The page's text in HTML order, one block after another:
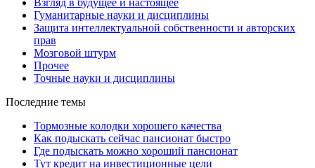
Взгляд в будущее и настоящее
Гуманитарные науки и дисциплины
Защита интеллектуальной собственности и авторских
прав
Мозговой штурм
Прочее
Точные науки и дисциплины
Последние темы
Тормозные колодки хорошего качества
Как подыскать сейчас пансионат быстро
Где подыскать можно хороший пансионат
Тут кредит на инвестиционные цели